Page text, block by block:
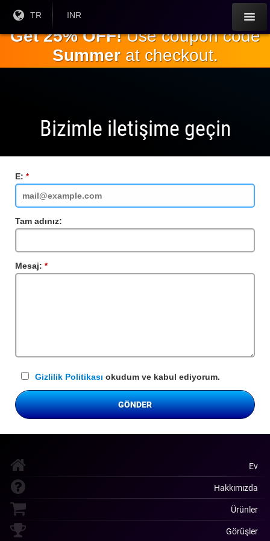
geç
Geçerli
TR
Mevcut
Birimi:
INR
Get 25% OFF!Use coupon code
Summerat checkout.
Bizimle iletişime geçin
E:
alan
Tam adınız:
Mesaj:
alan
Gizlilik Politikası okudum ve kabul ediyorum.
GÖNDER
Ev
Hakkımızda
Ürünler
Görüşler